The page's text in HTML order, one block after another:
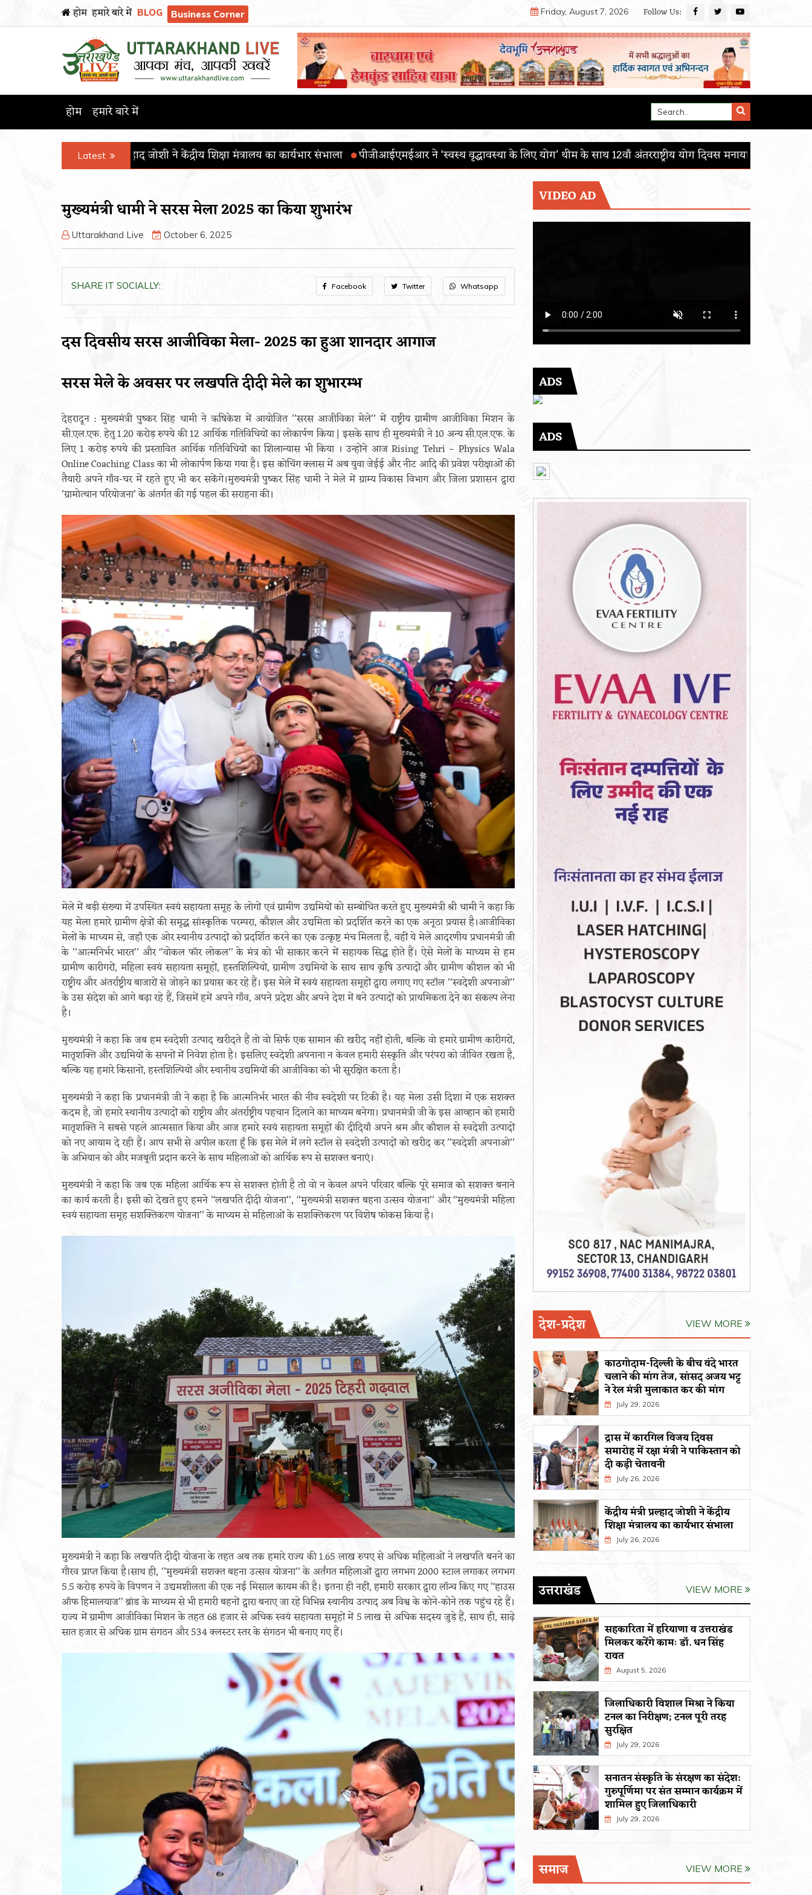
होम हमारे बारे में BLOG Business Corner Friday, August 7, 2026 Follow Us:
होम हमारे बारे में
Latest
जोशी ने केंद्रीय शिक्षा मंत्रालय का कार्यभार संभाला पीजीआईएमईआर ने ‘स्वस्थ वृद्धावस्था के लिए योग’ थीम के साथ 12वाँ अंतरराष्ट्रीय योग दिवस मनाया आई.आई.एस.ई.आर. मोहाली का 15वाँ
मुख्यमंत्री धामी ने सरस मेला 2025 का किया शुभारंभ
Uttarakhand Live October 6, 2025
SHARE IT SOCIALLY: Facebook Twitter Whatsapp
दस दिवसीय सरस आजीविका मेला- 2025 का हुआ शानदार आगाज
सरस मेले के अवसर पर लखपति दीदी मेले का शुभारम्भ
देहरादून : मुख्यमंत्री पुष्कर सिंह धामी ने ऋषिकेश में आयोजित ’’सरस आजीविका मेले’’ में राष्ट्रीय ग्रामीण आजीविका मिशन के
सी.एल.एफ. हेतु 1.20 करोड़ रुपये की 12 आर्थिक गतिविधियों का लोकार्पण किया | इसके साथ ही मुख्यमंत्री ने 10 अन्य सी.एल.एफ. के
लिए 1 करोड़ रुपये की प्रस्तावित आर्थिक गतिविधियों का शिलान्यास भी किया । उन्होंने आज Rising Tehri – Physics Wala
Online Coaching Class का भी लोकार्पण किया गया है। इस कोचिंग क्लास में अब युवा जेईई और नीट आदि की प्रवेश परीक्षाओं की
तैयारी अपने गाँव-घर में रहते हुए भी कर सकेंगे।मुख्यमंत्री पुष्कर सिंह धामी ने मेले में ग्राम्य विकास विभाग और जिला प्रशासन द्वारा
’ग्रामोत्थान परियोजना’ के अंतर्गत की गई पहल की सराहना की।
मेले में बड़ी संख्या में उपस्थित स्वयं सहायता समूह के लोगों एवं ग्रामीण उद्यमियों को सम्बोधित करते हुए मुख्यमंत्री श्री धामी ने कहा कि
यह मेला हमारे ग्रामीण क्षेत्रों की समृद्ध सांस्कृतिक परम्परा, कौशल और उद्यमिता को प्रदर्शित करने का एक अनूठा प्रयास है।आजीविका
मेलों के माध्यम से, जहाँ एक ओर स्थानीय उत्पादों को प्रदर्शित करने का एक उत्कृष्ट मंच मिलता है, वहीं ये मेले आदरणीय प्रधानमंत्री जी
के ’’आत्मनिर्भर भारत’’ और ‘’वोकल फॉर लोकल’’ के मंत्र को भी साकार करने में सहायक सिद्ध होते हैं। ऐसे मेलों के माध्यम से हम
ग्रामीण कारीगरों, महिला स्वयं सहायता समूहों, हस्तशिल्पियों, ग्रामीण उद्यमियों के साथ साथ कृषि उत्पादों और ग्रामीण कौशल को भी
राष्ट्रीय और अंतर्राष्ट्रीय बाजारों से जोड़ने का प्रयास कर रहे हैं। इस मेले में स्वयं सहायता समूहों द्वारा लगाए गए स्टॉल ’’स्वदेशी अपनाओ’’
के उस संदेश को आगे बढ़ा रहे हैं, जिसमें हमें अपने गाँव, अपने प्रदेश और अपने देश में बने उत्पादों को प्राथमिकता देने का संकल्प लेना
है।
मुख्यमंत्री ने कहा कि जब हम स्वदेशी उत्पाद खरीदते हैं तो वो सिर्फ एक सामान की खरीद नहीं होती, बल्कि वो हमारे ग्रामीण कारीगरों,
मातृशक्ति और उद्यमियों के सपनों में निवेश होता है। इसलिए स्वदेशी अपनाना न केवल हमारी संस्कृति और परंपरा को जीवित रखता है,
बल्कि यह हमारे किसानों, हस्तशिल्पियों और स्थानीय उद्यमियों की आजीविका को भी सुरक्षित करता है।
मुख्यमंत्री ने कहा कि प्रधानमंत्री जी ने कहा है कि आत्मनिर्भर भारत की नींव स्वदेशी पर टिकी है। यह मेला उसी दिशा में एक सशक्त
कदम है, जो हमारे स्थानीय उत्पादों को राष्ट्रीय और अंतर्राष्ट्रीय पहचान दिलाने का माध्यम बनेगा। प्रधानमंत्री जी के इस आव्हान को हमारी
मातृशक्ति ने सबसे पहले आत्मसात किया और आज हमारे स्वयं सहायता समूहों की दीदियाँ अपने श्रम और कौशल से स्वदेशी उत्पादों
को नए आयाम दे रही हैं। आप सभी से अपील करता हूँ कि इस मेले में लगे स्टॉल से स्वदेशी उत्पादों को खरीद कर ’’स्वदेशी अपनाओ’’
के अभियान को और मजबूती प्रदान करने के साथ महिलाओं को आर्थिक रूप से सशक्त बनाएं।
मुख्यमंत्री ने कहा कि जब एक महिला आर्थिक रूप से सशक्त होती है तो वो न केवल अपने परिवार बल्कि पूरे समाज को सशक्त बनाने
का कार्य करती है। इसी को देखते हुए हमने ’‘लखपति दीदी योजना’’, ‘’मुख्यमंत्री सशक्त बहना उत्सव योजना’’ और ‘’मुख्यमंत्री महिला
स्वयं सहायता समूह सशक्तिकरण योजना’’ के माध्यम से महिलाओं के सशक्तिकरण पर विशेष फोकस किया है।
मुख्यमंत्री ने कहा कि लखपति दीदी योजना के तहत अब तक हमारे राज्य की 1.65 लाख रुपए से अधिक महिलाओं ने लखपति बनने का
गौरव प्राप्त किया है।साथ ही, ’’मुख्यमंत्री सशक्त बहना उत्सव योजना’’ के अर्तंगत महिलाओं द्वारा लगभग 2000 स्टाल लगाकर लगभग
5.5 करोड़ रुपये के विपणन ने उद्यमशीलता की एक नई मिसाल कायम की है। इतना ही नहीं, हमारी सरकार द्वारा लॉन्च किए गए ’‘हाउस
ऑफ हिमालयाज’’ ब्रांड के माध्यम से भी हमारी बहनों द्वारा बनाए जा रहे विभिन्न स्थानीय उत्पाद अब विश्व के कोने-कोने तक पहुंच रहे हैं।
राज्य में ग्रामीण आजीविका मिशन के तहत 68 हजार से अधिक स्वयं सहायता समूहों में 5 लाख से अधिक सदस्य जुड़े हैं, साथ ही, साढ़े
सात हजार से अधिक ग्राम संगठन और 534 क्लस्टर स्तर के संगठन भी बनाए गए हैं।
VIDEO AD
ADS
ADS
देश-प्रदेश VIEW MORE
काठगोदाम-दिल्ली के बीच वंदे भारत
चलाने की मांग तेज, सांसद अजय भट्ट
ने रेल मंत्री मुलाकात कर की मांग
July 29, 2026
द्रास में कारगिल विजय दिवस
समारोह में रक्षा मंत्री ने पाकिस्तान को
दी कड़ी चेतावनी
July 26, 2026
केंद्रीय मंत्री प्रल्हाद जोशी ने केंद्रीय
शिक्षा मंत्रालय का कार्यभार संभाला
July 26, 2026
उत्तराखंड VIEW MORE
सहकारिता में हरियाणा व उत्तराखंड
मिलकर करेंगे कामः डाॅ. धन सिंह
रावत
August 5, 2026
जिलाधिकारी विशाल मिश्रा ने किया
टनल का निरीक्षण; टनल पूरी तरह
सुरक्षित
July 29, 2026
सनातन संस्कृति के संरक्षण का संदेश:
गुरुपूर्णिमा पर संत सम्मान कार्यक्रम में
शामिल हुए जिलाधिकारी
July 29, 2026
समाज VIEW MORE